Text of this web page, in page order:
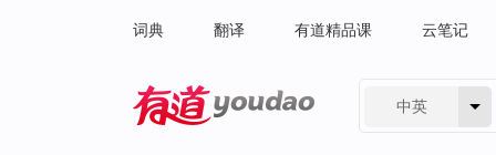
词典 翻译 有道精品课 云笔记
中英